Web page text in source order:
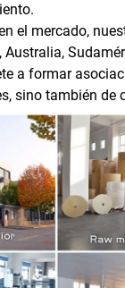
el mercado,
Australia,
a formar
sino también de